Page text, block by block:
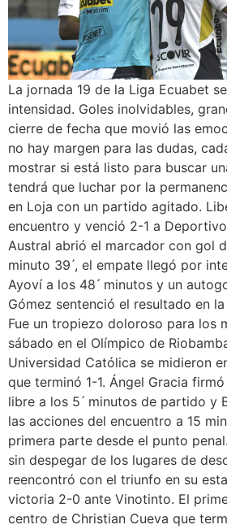
La jornada 19 de la Liga Ecuabet
intensidad. Goles inolvidables,
cierre de fecha que movió las
no hay margen para las dudas,
mostrar si está listo para buscar
tendrá que luchar por la
en Loja con un partido agitado.
encuentro y venció 2-1 a
Austral abrió el marcador con gol
minuto 39 ́, el empate llegó por
Ayoví a los 48 ́ minutos y un
Gómez sentenció el resultado en
Fue un tropiezo doloroso para los
sábado en el Olímpico de
Universidad Católica se midieron
que terminó 1-1. Ángel Gracia
libre a los 5 ́ minutos de partido y
las acciones del encuentro a 15
primera parte desde el punto
sin despegar de los lugares de
reencontró con el triunfo en su
victoria 2-0 ante Vinotinto. El
centro de Christian Cueva que